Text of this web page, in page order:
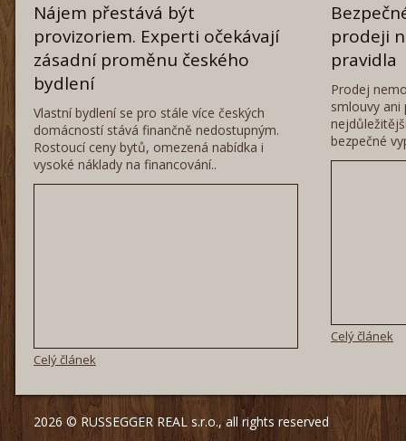
Nájem přestává být
provizoriem. Experti očekávají
zásadní proměnu českého
bydlení
Vlastní bydlení se pro stále více českých
domácností stává finančně nedostupným.
Rostoucí ceny bytů, omezená nabídka i
vysoké náklady na financování..
Celý článek
prodeji
pravidla
Prodej
smlouvy ani
bezpečné
Celý článek
2026 © RUSSEGGER REAL s.r.o., all rights reserved